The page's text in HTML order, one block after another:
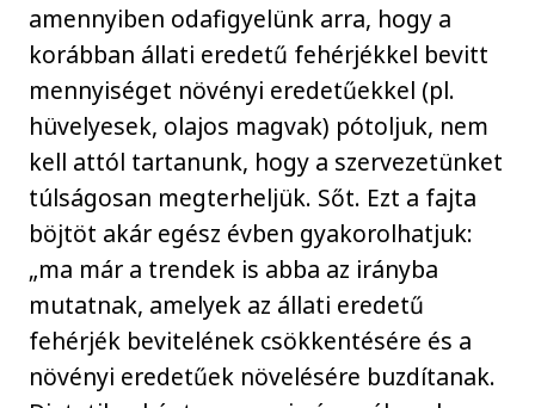
amennyiben odafigyelünk arra, hogy a
korábban állati eredetű fehérjékkel bevitt
mennyiséget növényi eredetűekkel (pl.
hüvelyesek, olajos magvak) pótoljuk, nem
kell attól tartanunk, hogy a szervezetünket
túlságosan megterheljük. Sőt. Ezt a fajta
böjtöt akár egész évben gyakorolhatjuk:
„ma már a trendek is abba az irányba
mutatnak, amelyek az állati eredetű
fehérjék bevitelének csökkentésére és a
növényi eredetűek növelésére buzdítanak.